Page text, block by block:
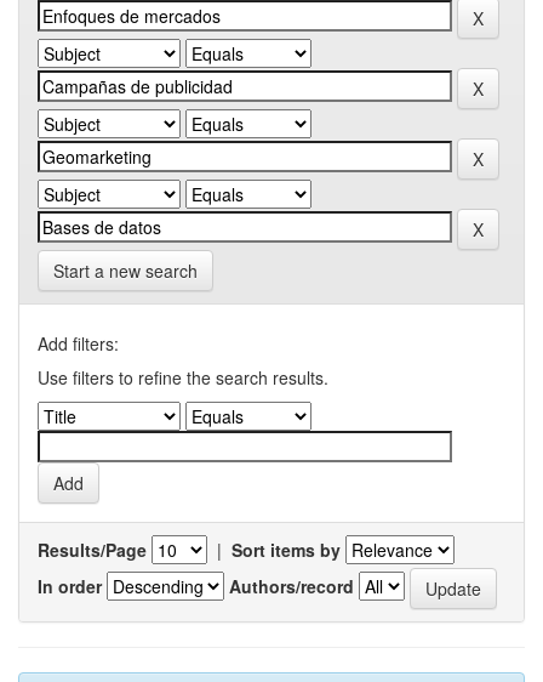
Start a new search
Add filters:
Use filters to refine the search results.
Results/Page | Sort items by
In order
Authors/record